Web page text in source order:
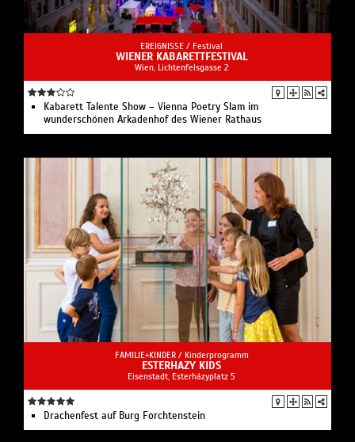
EREIGNISSE / Festival
WIENER KABARETTFESTIVAL
Wien, Lichtenfelsgasse 2
Kabarett Talente Show – Vienna Poetry Slam im
wunderschönen Arkadenhof des Wiener Rathaus
FAMILIE+KINDER / Kinderprogramm
ESTERHAZY KIDS
Eisenstadt, Esterházyplatz 5
Drachenfest auf Burg Forchtenstein